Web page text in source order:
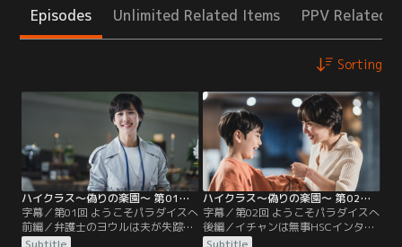
Episodes Unlimited Related Items PPV Related
Sorting
ハイクラス～偽りの楽園～ 第01話／字幕
字幕／第01回 ようこそパラダイスへ
前編／弁護士のヨウルは夫が失踪し
たことで殺人の容疑をかけられ、息
Subtitle
ハイクラス～偽りの楽園～ 第02話／字幕
字幕／第02回 ようこそパラダイスへ
後編／イチャンは無事HSCインター
ナショナル校に合格し、ヨウル母子
Subtitle